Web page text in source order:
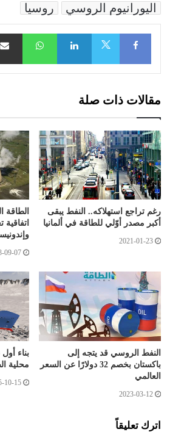
اليورانيوم الروسي
روسيا
Facebook
LinkedIn
مقالات ذات صلة
رغم تراجع استهلاكه.. النفط يبقى
أكبر مصدر أوّلي للطاقة في ألمانيا
2021-01-23
اتفاقية
09-07
النفط الروسي قد يتجه إلى
باكستان بخصم 32 دولارًا عن السعر
العالمي
2023-03-12
بناء
محلية
10-15
اترك تعليقاً